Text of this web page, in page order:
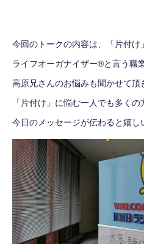
今回のトークの内容は、「片付け
ライフオーガナイザー®と言う職
高原兄さんのお悩みも聞かせて頂
「片付け」に悩む一人でも多くの
今日のメッセージが伝わると嬉